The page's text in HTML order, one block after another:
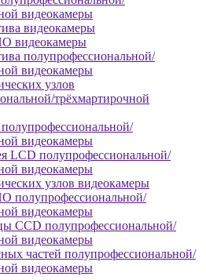
видеокамеры
видеокамеры
видеокамеры
полупрофессиональной/
видеокамеры
узлов
трёхмартирочной
видеокамеры
LCD полупрофессиональной/
видеокамеры
узлов видеокамеры
полупрофессиональной/
видеокамеры
CCD полупрофессиональной/
видеокамеры
частей полупрофессиональной/
видеокамеры